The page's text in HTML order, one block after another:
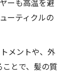
ーも高温を避
ーティクルの
メントや、外
とで、髪の質